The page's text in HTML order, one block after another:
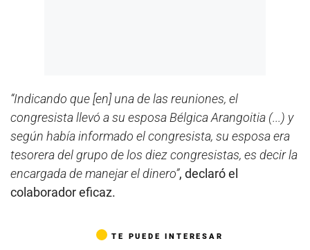
“Indicando que [en] una de las reuniones, el
congresista llevó a su esposa Bélgica Arangoitia (...) y
según había informado el congresista, su esposa era
tesorera del grupo de los diez congresistas, es decir la
encargada de manejar el dinero”, declaró el
colaborador eficaz.
TE PUEDE INTERESAR